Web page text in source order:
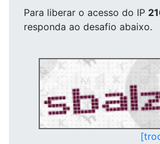
Para liberar o acesso do IP
responda ao desafio abaixo.